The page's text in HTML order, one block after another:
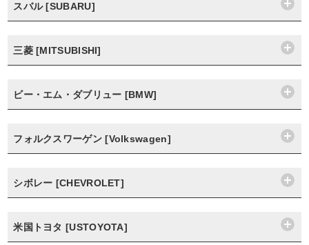
スバル [SUBARU]
三菱 [MITSUBISHI]
ビー・エム・ダブリュー [BMW]
フォルクスワーゲン [Volkswagen]
シボレー [CHEVROLET]
米国トヨタ [USTOYOTA]